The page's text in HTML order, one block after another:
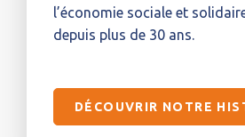
l’économie sociale et
depuis plus de 30 ans.
DÉCOUVRIR NOTRE